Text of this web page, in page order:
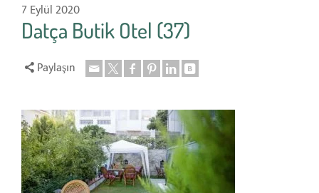
7 Eylül 2020
Datça Butik Otel (37)
Paylaşın